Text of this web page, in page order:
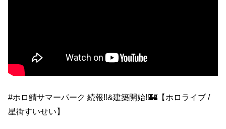
#ホロ鯖サマーパーク 続報‼&建築開始‼🏰【ホロライブ /
星街すいせい】